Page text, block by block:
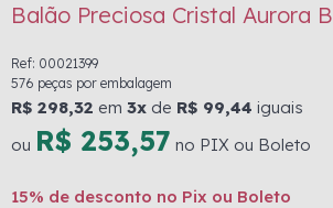
Balão Preciosa Cristal Aurora
Ref: 00021399
576 peças por embalagem
R$ 298,32 em 3x de R$ 99,44 iguais
ou R$ 253,57 no PIX ou Boleto
15% de desconto no Pix ou Boleto